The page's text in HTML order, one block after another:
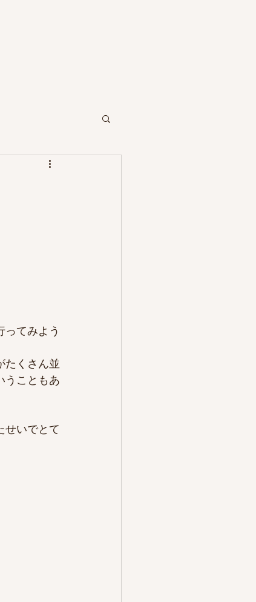
てみよう
たくさん並
うこともあ
せいでとて